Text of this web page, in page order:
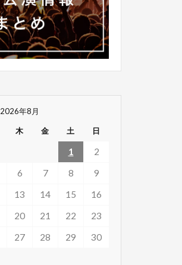
2026年8月
木 金 土 日
1
2
6 7 8
9
13 14 15
16
20 21 22
23
27 28 29
30